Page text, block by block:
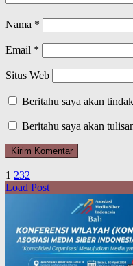
Nama *
Email *
Situs Web
Beritahu saya akan
Beritahu saya akan
1 232
Load Post